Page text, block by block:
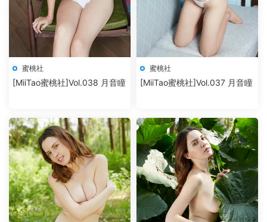
蜜桃社
[MiiTao蜜桃社]Vol.038 月音瞳
蜜桃社
[MiiTao蜜桃社]Vol.037 月音瞳